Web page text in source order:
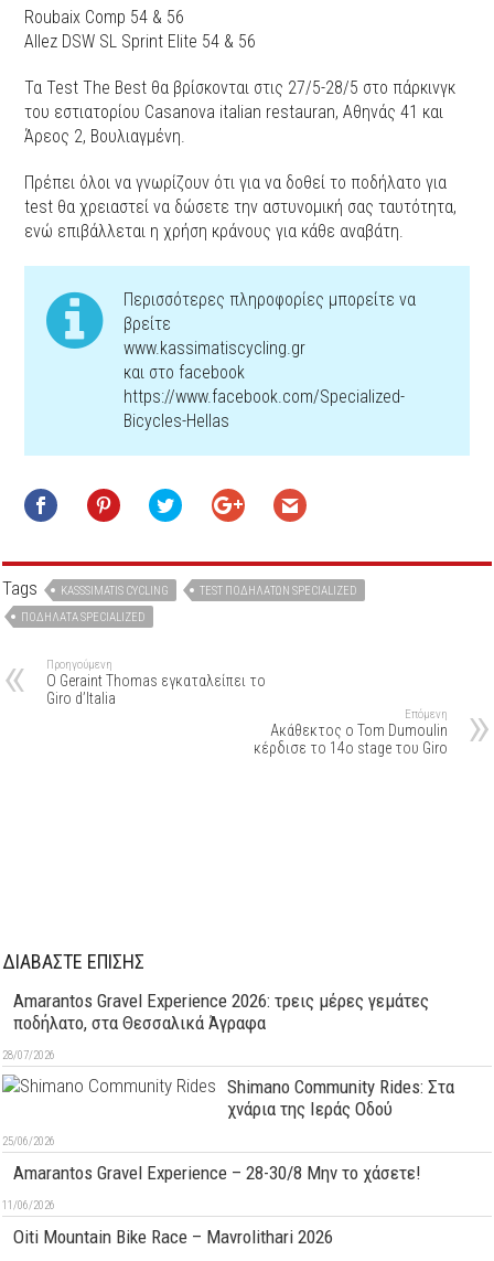
Roubaix Comp 54 & 56
Allez DSW SL Sprint Elite 54 & 56
Τα Test The Best θα βρίσκονται στις 27/5-28/5 στο πάρκινγκ
του εστιατορίου Casanova italian restauran, Αθηνάς 41 και
Άρεος 2, Βουλιαγμένη.
Πρέπει όλοι να γνωρίζουν ότι για να δοθεί το ποδήλατο για
test θα χρειαστεί να δώσετε την αστυνομική σας ταυτότητα,
ενώ επιβάλλεται η χρήση κράνους για κάθε αναβάτη.
Περισσότερες πληροφορίες μπορείτε να
βρείτε
www.kassimatiscycling.gr
και στο facebook
https://www.facebook.com/Specialized-
Bicycles-Hellas
Tags KASSSIMATIS CYCLING
TEST ΠΟΔΗΛΆΤΩΝ SPECIALIZED
ΠΟΔΉΛΑΤΑ SPECIALIZED
Προηγούμενη
O Geraint Thomas εγκαταλείπει το
Giro d’Italia
Επόμενη
Ακάθεκτος ο Tom Dumoulin
κέρδισε το 14ο stage του Giro
ΔΙΑΒΑΣΤΕ ΕΠΙΣΗΣ
Amarantos Gravel Experience 2026: τρεις μέρες γεμάτες
ποδήλατο, στα Θεσσαλικά Άγραφα
28/07/2026
Shimano Community Rides: Στα
χνάρια της Ιεράς Οδού
25/06/2026
Amarantos Gravel Experience – 28-30/8 Μην το χάσετε!
11/06/2026
Oiti Mountain Bike Race – Mavrolithari 2026